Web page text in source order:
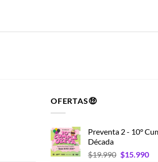
OFERTAS🤑
Preventa 2 - 10°
Década
$19.990 El
$15.990El